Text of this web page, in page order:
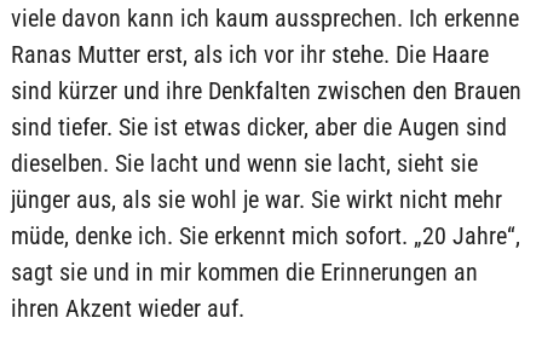
viele davon kann ich kaum aussprechen. Ich erkenne
Ranas Mutter erst, als ich vor ihr stehe. Die Haare
sind kürzer und ihre Denkfalten zwischen den Brauen
sind tiefer. Sie ist etwas dicker, aber die Augen sind
dieselben. Sie lacht und wenn sie lacht, sieht sie
jünger aus, als sie wohl je war. Sie wirkt nicht mehr
müde, denke ich. Sie erkennt mich sofort. „20 Jahre“,
sagt sie und in mir kommen die Erinnerungen an
ihren Akzent wieder auf.